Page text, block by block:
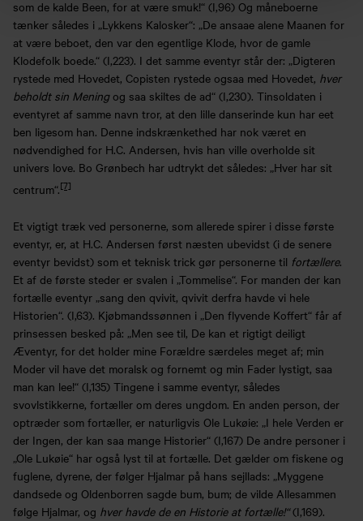
som de kalde Been, for at være smuk!“ (I,96) Og måneboerne
tænker således i „Lykkens Kalosker“: „De ansaae alene Maanen for
at være beboet, den var den egentlige Klode, hvor de gamle
Klodefolk boede.“ (I,223). I det samme eventyr står der: „Digteren
rystede med Hovedet, Copisten rystede ogsaa med Hovedet, hver
beholdt sin Meningog saa skiltes de ad“ (I,230). Tinsoldaten i
eventyret af samme navn tror, at den lille danserinde kun har eet
ben ligesom han. Denne indskrænkethed har nok været en
nødvendighed for H.C. Andersen, hvis han ville overholde sit
univers love. Bo Grønbech har udtrykt det således: „Hver har sit
centrum“.[7]
Et vigtigt træk ved personerne, som allerede spirer i disse første
eventyr, er, at H.C. Andersen først næsten ubevidst (i de senere
eventyr bevidst) som et teknisk trick gør personerne til fortællere.
Et af de første steder er svalen i „Tommelise“. For manden der kan
fortælle eventyr „sang den qvivit, qvivit derfra havde vi hele
Historien“. (I,63). Kjøbmandssønnen i „Den flyvende Koffert“ får af
prinsessen besked på: „Men see til, De kan et rigtigt deiligt
Æventyr, for det holder mine Forældre særdeles meget af; min
Moder vil have det moralsk og fornemt og min Fader lystigt, saa
man kan lee!“ (I,135) Tingene i samme eventyr, således
svovlstikkerne, fortæller om deres ungdom. En anden person, der
optræder som fortæller, er naturligvis Ole Lukøie: „I hele Verden er
der Ingen, der kan saa mange Historier“ (I,167) De andre personer i
„Ole Lukøie“ har også lyst til at fortælle. Det gælder om fiskene og
fuglene, dyrene, der følger Hjalmar på hans sejllads: „Myggene
dandsede og Oldenborren sagde bum, bum; de vilde Allesammen
følge Hjalmar, og hver havde de en Historie at fortælle!“(I,169).